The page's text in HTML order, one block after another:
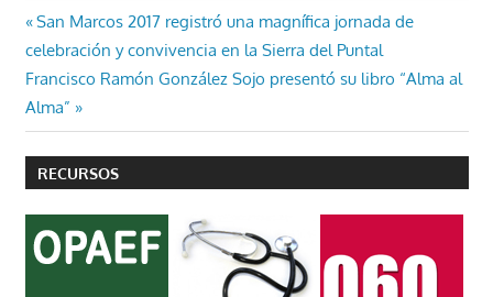
Navegación
de
entradas
Entrada
anterior:
San Marcos 2017 registró una magnífica jornada de
celebración y convivencia en la Sierra del Puntal
Entrada
siguiente:
Francisco Ramón González Sojo presentó su libro “Alma al
Alma”
RECURSOS